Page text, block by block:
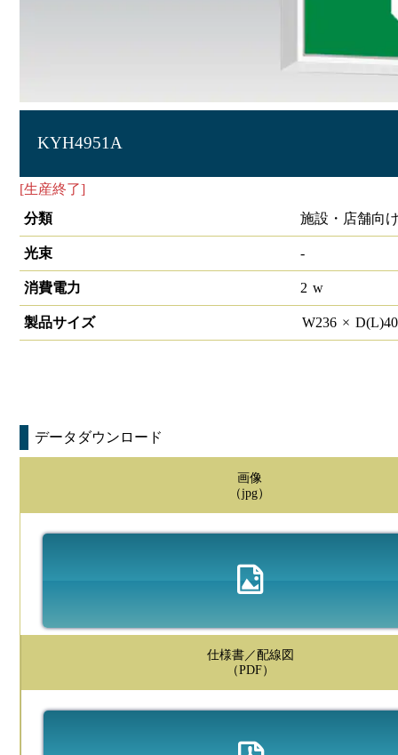
KYH4951A
[生産終了]
分類
施設・店舗向
光束 -
消費電力 2 w
製品サイズ W236 × D(L)
データダウンロード
画像
（jpg）
仕様書／配線図
（PDF）